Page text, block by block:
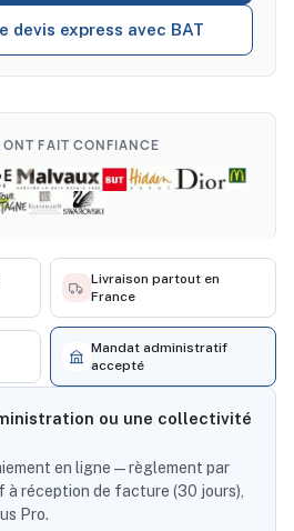
devis express avec BAT
FAIT CONFIANCE
Livraison partout en
France
Mandat administratif
accepté
ou une collectivité
en ligne — règlement par
réception de facture (30 jours),
Pro.